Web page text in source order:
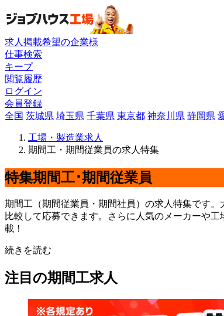
求人掲載希望の企業様
仕事検索
キープ
閲覧履歴
ログイン
会員登録
全国 茨城県 埼玉県 千葉県 東京都 神奈川県 静岡県
工場・製造業求人
期間工・期間従業員の求人特集
特集期間工･期間従業員
期間工（期間従業員・期間社員）の求人特集です
比較して応募できます。さらに人気のメーカーや
載！
続きを読む
注目の期間工求人